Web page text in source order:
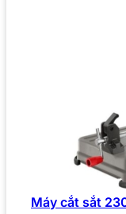
Máy cắt sắt